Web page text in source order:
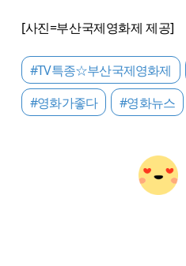
[사진=부산국제영화제 제공]
#TV특종☆부산국제영화제
#영화가좋다
#영화뉴스